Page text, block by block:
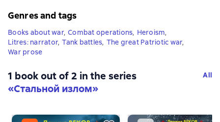
Genres and tags
Books about war, Combat operations, Heroism,
Litres: narrator, Tank battles, The great Patriotic war,
War prose
1 book out of 2 in the series
«Стальной излом»
All